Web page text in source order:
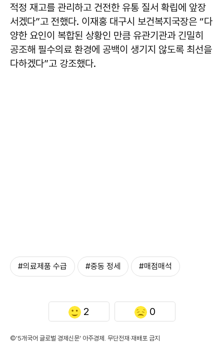
적정 재고를 관리하고 건전한 유통 질서 확립에 앞장
서겠다”고 전했다. 이재홍 대구시 보건복지국장은 “다
양한 요인이 복합된 상황인 만큼 유관기관과 긴밀히
공조해 필수의료 환경에 공백이 생기지 않도록 최선을
다하겠다”고 강조했다.
#의료제품 수급 #중동 정세 #매점매석
2 0
©'5개국어 글로벌 경제신문' 아주경제. 무단전재·재배포 금지